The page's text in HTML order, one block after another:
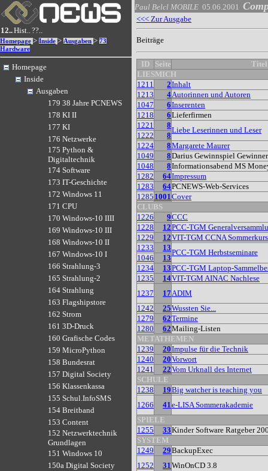
12..Hist..??..
Homepage > Inside > Ausgaben > 73
Hardware
Homepage
Inside
Ausgaben
179 38 Jahre PCNEWS
178 KI II
177 KI
176 Netzwerke
175 Python &
Digitaltechnik
174 Software
173 IT-Geschichte
172 Windows 11
171 CPU
170 Windows-10 IIII
169 Windows-10 III
168 Windows-10 II
167 Windows-10 I
166 Strahlung-3
165 Strahlung-2
164 Strahlung
163 Flagshipstore
162 Strom
161 3D-Druck
160 Grafische Codes
159 MicroPython
158 Bundesrat
157 Digital Society
156 Klassenkassa
155 Schul.InfoSMS
154 Breitband
153 Content
152 Netzwerktechnik
Grundlagen
151 Windows 10
150a Digital Society
Paul Belcl MOBILE 05.06.2001
<<< Zur Ausgabe
Beiträge
ID Seite
Titel
LIESMICH
1211
2Inhalt
1213
4Autorinnen und Autoren
1047
6Inserenten
1218
6Lieferfirmen
1221
8
Liebe Leserinnen und Leser
1222
8
1224
8Margarete Maurer
1049
8Darius Gewinnspiel Gewinner
1048
8Informationsabend MS
1282
64Impressum
1283
64PCNEWS-Web-Services
1285 1001Cover
CLUBS
1226
9CCC
1228
12PCC-TGM
1229
12VIT-TGM CCNA
1233
13
PCC-TGM Herbstseminare
1046
13
1234
13PCC-TGM Laptop-
1235
14VIT-TGM AINAC Nachlese
1237
17ADIM
1242
25Wussten Sie...
1279
62Termine
1280
62Mailing-Listen
METATHEMEN
1239
20Impulse für die Technik
1240
20Vorwort
1241
22Vom Urknall des Internet
SCHULE
1238
19Big watcher is teaching you
1266
41e-LISA Sommerakademie
SPIELE
1255
33Kinder Software Ratgeber
SYSTEM
1249
29BackupExec
1252
31WinOnCD 3.8